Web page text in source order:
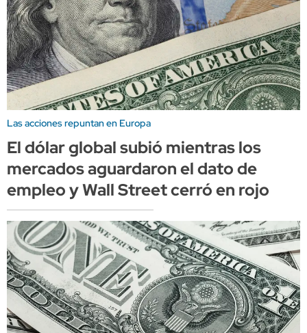
Las acciones repuntan en Europa
El dólar global subió mientras los
mercados aguardaron el dato de
empleo y Wall Street cerró en rojo